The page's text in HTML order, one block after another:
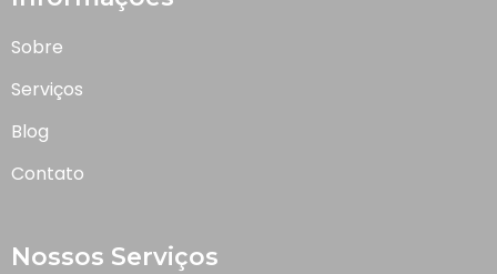
Sobre
Serviços
Blog
Contato
Nossos Serviços